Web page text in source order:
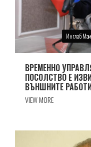
Инглаб
ВРЕМЕННО
ПОСОЛСТВО Е
ВЪНШНИТЕ
VIEW MORE